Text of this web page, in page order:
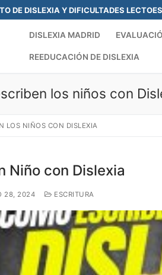
DE DISLEXIA Y DIFICULTADES
DISLEXIA MADRID
REEDUCACIÓN DE DISLEXIA
los niños con
LOS NIÑOS CON DISLEXIA
Niño con Dislexia
28, 2024 ESCRITURA